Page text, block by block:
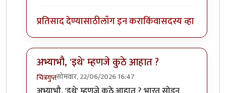
प्रतिसाद देण्यासाठीलॉग इन कराकिंवासदस्य व्हा
अभ्याभौ, 'इथे' म्हणजे कुठे आहात ?
चित्रगुप्तसोमवार, 22/06/2026 16:47
In reply toह्यॅbyअभ्या..